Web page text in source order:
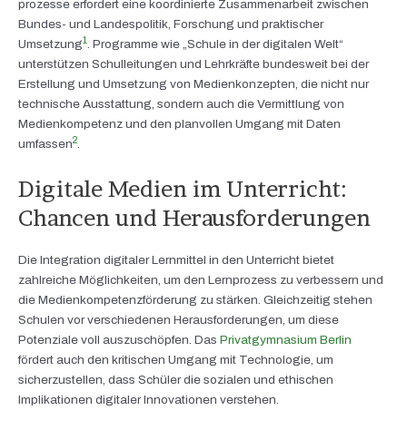
prozesse erfordert eine koordinierte Zusammenarbeit zwischen
Bundes- und Landespolitik, Forschung und praktischer
Umsetzung1. Programme wie „Schule in der digitalen Welt“
unterstützen Schulleitungen und Lehrkräfte bundesweit bei der
Erstellung und Umsetzung von Medienkonzepten, die nicht nur
technische Ausstattung, sondern auch die Vermittlung von
Medienkompetenz und den planvollen Umgang mit Daten
umfassen2.
Digitale Medien im Unterricht:
Chancen und Herausforderungen
Die Integration digitaler Lernmittel in den Unterricht bietet
zahlreiche Möglichkeiten, um den Lernprozess zu verbessern und
die Medienkompetenzförderung zu stärken. Gleichzeitig stehen
Schulen vor verschiedenen Herausforderungen, um diese
Potenziale voll auszuschöpfen. Das Privatgymnasium Berlin
fördert auch den kritischen Umgang mit Technologie, um
sicherzustellen, dass Schüler die sozialen und ethischen
Implikationen digitaler Innovationen verstehen.